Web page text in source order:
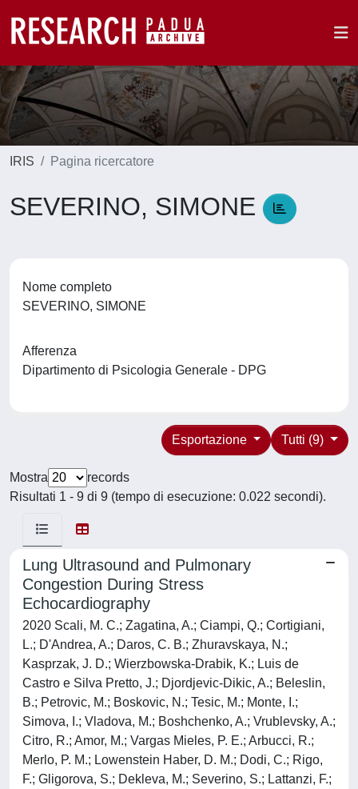
IRIS Pagina ricercatore
SEVERINO, SIMONE
Nome completo
SEVERINO, SIMONE
Afferenza
Dipartimento di Psicologia Generale - DPG
Tutti (9)
Esportazione
Mostra
records
Risultati 1 - 9 di 9 (tempo di esecuzione: 0.022 secondi).
Lung Ultrasound and Pulmonary
Congestion During Stress
Echocardiography
2020 Scali, M. C.; Zagatina, A.; Ciampi, Q.; Cortigiani,
L.; D'Andrea, A.; Daros, C. B.; Zhuravskaya, N.;
Kasprzak, J. D.; Wierzbowska-Drabik, K.; Luis de
Castro e Silva Pretto, J.; Djordjevic-Dikic, A.; Beleslin,
B.; Petrovic, M.; Boskovic, N.; Tesic, M.; Monte, I.;
Simova, I.; Vladova, M.; Boshchenko, A.; Vrublevsky, A.;
Citro, R.; Amor, M.; Vargas Mieles, P. E.; Arbucci, R.;
Merlo, P. M.; Lowenstein Haber, D. M.; Dodi, C.; Rigo,
F.; Gligorova, S.; Dekleva, M.; Severino, S.; Lattanzi, F.;